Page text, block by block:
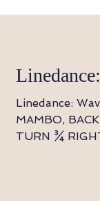
Linedance: Wave on
MAMBO,
TURN ¾ RIGHT 1&2 Rechts Wiege